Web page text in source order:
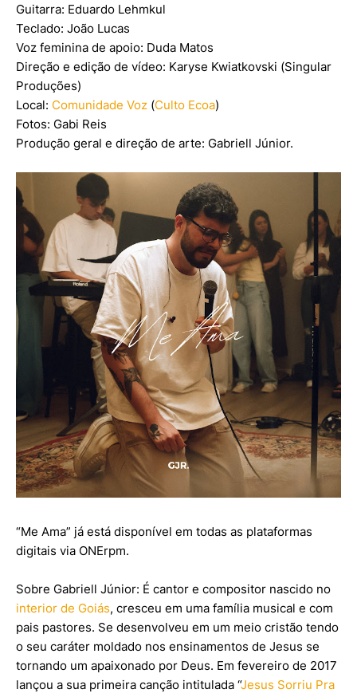
Guitarra: Eduardo Lehmkul
Teclado: João Lucas
Voz feminina de apoio: Duda Matos
Direção e edição de vídeo: Karyse Kwiatkovski (Singular
Produções)
Local: Comunidade Voz (Culto Ecoa)
Fotos: Gabi Reis
Produção geral e direção de arte: Gabriell Júnior.
“Me Ama” já está disponível em todas as plataformas
digitais via ONErpm.
Sobre Gabriell Júnior: É cantor e compositor nascido no
interior de Goiás, cresceu em uma família musical e com
pais pastores. Se desenvolveu em um meio cristão tendo
o seu caráter moldado nos ensinamentos de Jesus se
tornando um apaixonado por Deus. Em fevereiro de 2017
lançou a sua primeira canção intitulada “Jesus Sorriu Pra